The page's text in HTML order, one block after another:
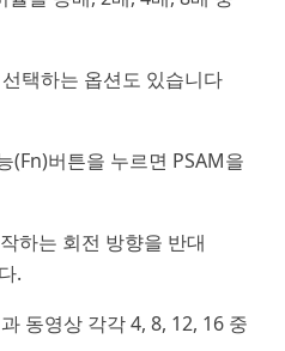
택하는 옵션도 있습니다
(Fn)버튼을 누르면 PSAM을
하는 회전 방향을 반대
.
동영상 각각 4, 8, 12, 16 중